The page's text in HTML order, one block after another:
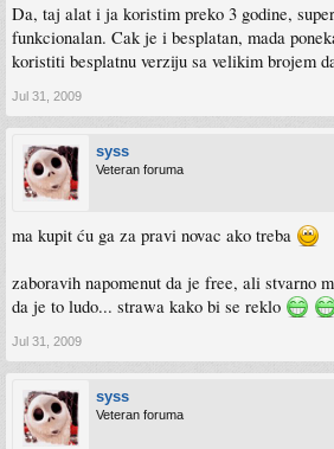
Da, taj alat i ja koristim preko 3 godine,
funkcionalan. Cak je i besplatan, mada
koristiti besplatnu verziju sa velikim brojem
Jul 31, 2009
syss
Veteran foruma
ma kupit ću ga za pravi novac ako treba
zaboravih napomenut da je free, ali stvarno
da je to ludo... strawa kako bi se reklo
Jul 31, 2009
syss
Veteran foruma